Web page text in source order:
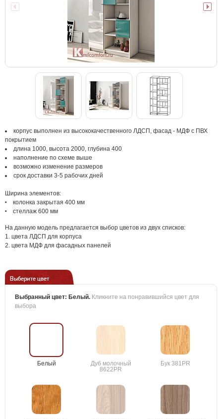
корпус выполнен из высококачественного ЛДСП, фасад - МДФ с ПВХ
покрытием
длина 1000, высота 2000, глубина 400
наполнение по схеме выше
возможно изменение размеров
срок доставки 3-5 рабочих дней
Ширина элементов:
колонка закрытая 400 мм
стеллаж 600 мм
На данную модель предлагается выбор цветов из двух списков:
1. цвета ЛДСП для корпуса
2. цвета МДФ для фасадных панелей
Выберите цвет
Выбранный цвет: Белый. Кликните на понравившийся цвет для
выбора
Белый
Дуб молочный
8622PR
Бук 381PR